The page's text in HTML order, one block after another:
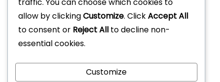
améliorer l’efficacité de ces passes. Des
exercices réguliers qui simulent des scénarios de
match peuvent aider les arrières latéraux à
centres sous pression.
allow by clickingCustomize. ClickAccept All
to consent or Reject All to decline non-
essential cookies.
Customize